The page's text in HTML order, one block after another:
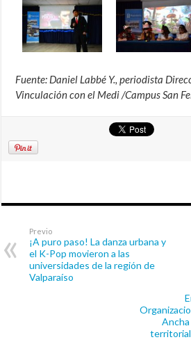
Fuente: Daniel Labbé Y., periodista
Vinculación con el Medi /Campus San
Previo
¡A puro paso! La danza urbana y
el K-Pop movieron a las
universidades de la región de
Valparaíso
territorial